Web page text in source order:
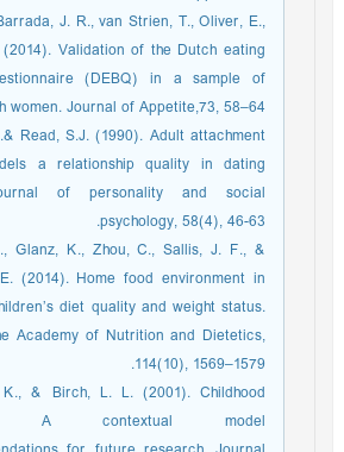
J. R., van Strien, T., Oliver, E.,
(2014). Validation of the Dutch eating
(DEBQ) in a sample of
women. Journal of Appetite,73, 58–64
a relationship quality in dating
of personality and social
psychology, 58(4), 46-63.
Glanz, K., Zhou, C., Sallis, J. F., &
(2014). Home food environment in
diet quality and weight status.
Academy of Nutrition and Dietetics,
114(10), 1569–1579.
K., & Birch, L. L. (2001). Childhood
A contextual model